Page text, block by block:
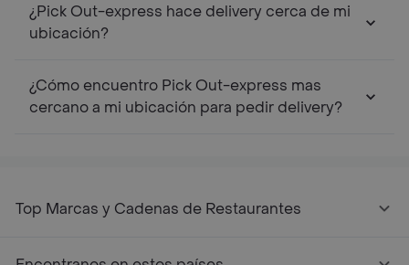
¿Pick Out-express hace delivery cerca de mi
ubicación?
¿Cómo encuentro Pick Out-express mas
cercano a mi ubicación para pedir delivery?
Top Marcas y Cadenas de Restaurantes